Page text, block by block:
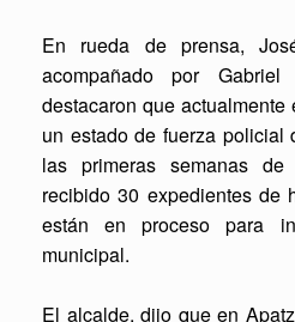
En rueda de prensa,
acompañado por Gabriel
destacaron que
un estado de fuerza policial
las primeras semanas
recibido 30 expedientes de
están en proceso para
municipal.
El alcalde, dijo que en